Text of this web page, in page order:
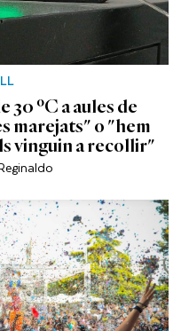
30 ºC a aules de
marejats" o "hem
vinguin a recollir"